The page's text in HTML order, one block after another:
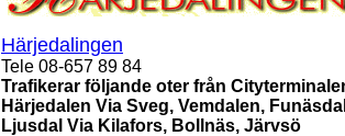
Härjedalingen
Tele 08-657 89 84
Trafikerar följande oter från
Härjedalen Via Sveg, Vemdalen,
Ljusdal Via Kilafors, Bollnäs, Järvsö